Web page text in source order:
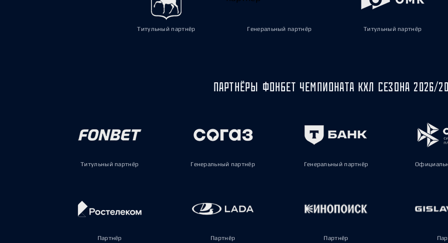
Титульный партнёр Генеральный партнёр Титульный партнёр
ПАРТНЁРЫ ФОНБЕТ ЧЕМПИОНАТА КХЛ СЕЗОНА 2026/
Титульный партнёр Генеральный партнёр Генеральный партнёр
Партнёр Партнёр Партнёр